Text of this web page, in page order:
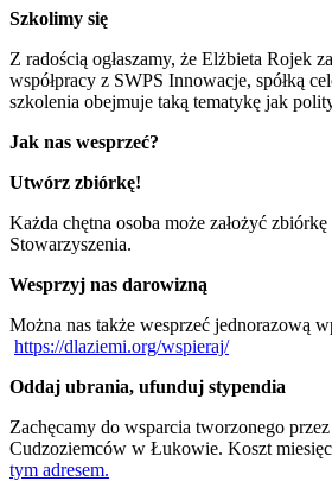
Szkolimy się
Z radością ogłaszamy, że Elżbieta
współpracy z SWPS Innowacje, spółką
szkolenia obejmuje taką tematykę jak
Jak nas wesprzeć?
Utwórz zbiórkę!
Każda chętna osoba może założyć
Stowarzyszenia.
Wesprzyj nas darowizną
Można nas także wesprzeć jednorazową
https://dlaziemi.org/wspieraj/
Oddaj ubrania, ufunduj stypendia
Zachęcamy do wsparcia tworzonego
Cudzoziemców w Łukowie. Koszt
tym adresem.